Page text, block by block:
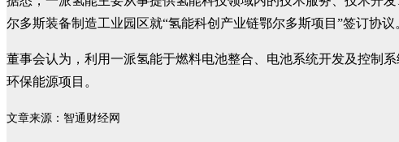
尔多斯装备制造工业园区就“氢能科创产业链鄂尔多斯项目”签订协议
董事会认为，利用一派氢能于燃料电池整合、电池系统开发及控制
环保能源项目。
文章来源：智通财经网